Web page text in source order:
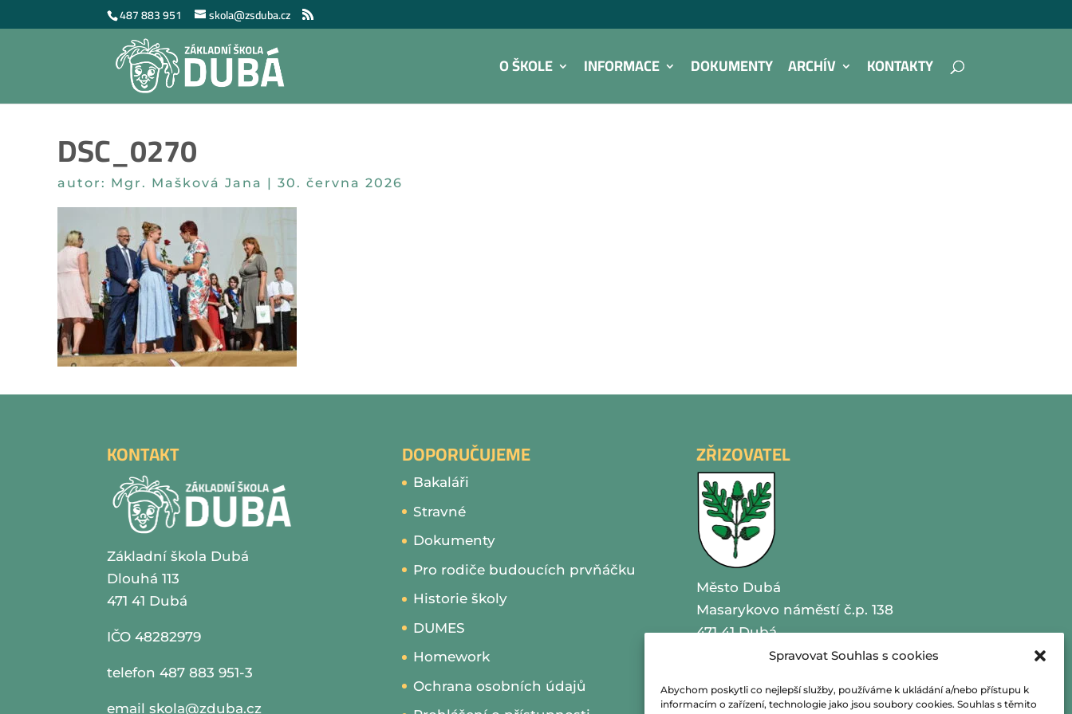
Spravovat Souhlas s cookies
Abychom poskytli co nejlepší služby, používáme k ukládání a/nebo přístupu k
informacím o zařízení, technologie jako jsou soubory cookies. Souhlas s těmito
487 883 951 skola@zsduba.cz
O ŠKOLE INFORMACE DOKUMENTY ARCHÍV KONTAKTY
DSC_0270
autor: Mgr. Mašková Jana | 30. června 2026
KONTAKT
Základní škola Dubá
Dlouhá 113
471 41 Dubá
IČO 48282979
telefon 487 883 951-3
emailskola@zduba.cz
DOPORUČUJEME
Bakaláři
Stravné
Dokumenty
Pro rodiče budoucích prvňáčku
Historie školy
DUMES
Homework
Ochrana osobních údajů
ZŘIZOVATEL
Město Dubá
Masarykovo náměstí č.p. 138
471 41 Dubá
IČO 00260479
telefon 487 870 201